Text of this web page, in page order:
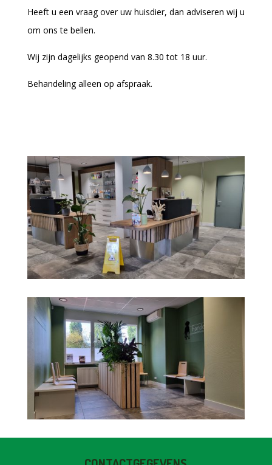
Heeft u een vraag over uw huisdier, dan adviseren wij u
om ons te bellen.
Wij zijn dagelijks geopend van 8.30 tot 18 uur.
Behandeling alleen op afspraak.